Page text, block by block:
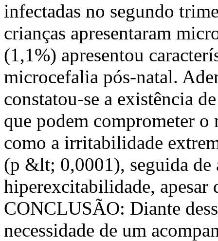
infectadas no segundo
crianças apresentaram
(1,1%) apresentou
microcefalia pós-natal.
constatou-se a existência
que podem comprometer
como a irritabilidade
(p &lt; 0,0001), seguida de
hiperexcitabilidade, apesar
CONCLUSÃO: Diante
necessidade de um